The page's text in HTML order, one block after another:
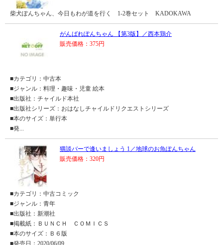
柴犬ぽんちゃん、今日もわが道を行く 1-2巻セット KADOKAWA
がんばれぽんちゃん 【第3版】／西本鶏介
販売価格：375円
■カテゴリ：中古本
■ジャンル：料理・趣味・児童 絵本
■出版社：チャイルド本社
■出版社シリーズ：おはなしチャイルドリクエストシリーズ
■本のサイズ：単行本
■発...
猥談バーで逢いましょう 1／地球のお魚ぽんちゃん
販売価格：320円
■カテゴリ：中古コミック
■ジャンル：青年
■出版社：新潮社
■掲載紙：ＢＵＮＣＨ ＣＯＭＩＣＳ
■本のサイズ：Ｂ６版
■発売日：2020/06/09